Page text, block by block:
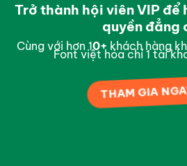
Trở thành hội viên VIP để
quyền đẳng
Cùng với hơn 10+ khách hàng
Font việt hóa chỉ 1 tài
THAM GIA